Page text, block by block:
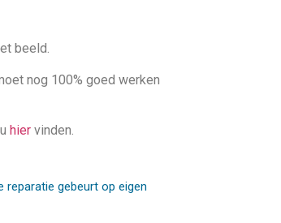
beeld.
nog 100% goed werken
hier vinden.
reparatie gebeurt op eigen